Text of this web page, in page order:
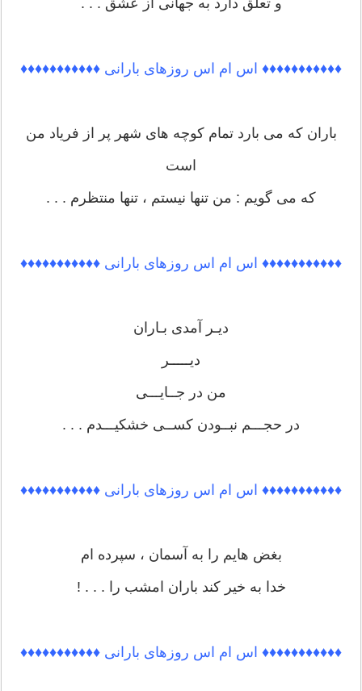
♦♦♦♦♦♦♦♦♦♦♦ اس ام اس روزهای بارانی ♦♦♦♦♦♦♦♦♦♦♦
باران که می بارد تمام کوچه های شهر پر از فریاد من
است
که می گویم : من تنها نیستم ، تنها منتظرم . . .
♦♦♦♦♦♦♦♦♦♦♦ اس ام اس روزهای بارانی ♦♦♦♦♦♦♦♦♦♦♦
دیـر آمدی بـاران
دیـــــر
من در جــایـــی
در حجـــم نبــودن کســی خشکیـــدم . . .
♦♦♦♦♦♦♦♦♦♦♦ اس ام اس روزهای بارانی ♦♦♦♦♦♦♦♦♦♦♦
بغض هایم را به آسمان ، سپرده ام
خدا به خیر کند باران امشب را . . . !
♦♦♦♦♦♦♦♦♦♦♦ اس ام اس روزهای بارانی ♦♦♦♦♦♦♦♦♦♦♦